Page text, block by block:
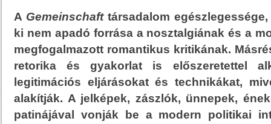
A Gemeinschafttársadalom
ki nem apadó forrása a nosztalgiának és a
megfogalmazott romantikus kritikának.
retorika és gyakorlat is előszeretettel
legitimációs eljárásokat és technikákat,
alakítják. A jelképek, zászlók, ünnepek,
patinájával vonják be a modern politikai